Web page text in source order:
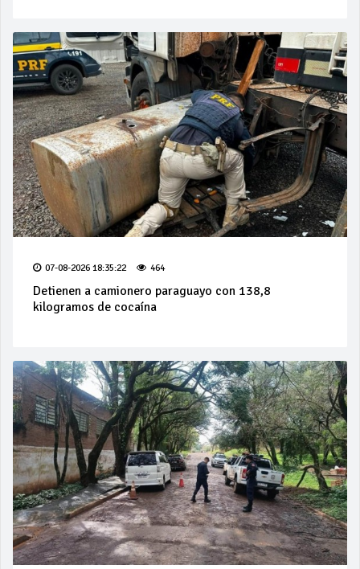
07-08-2026 18:35:22 464
Detienen a camionero paraguayo con 138,8
kilogramos de cocaína